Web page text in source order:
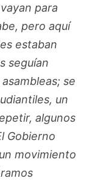
para
pero aquí
estaban
seguían
se
un
algunos
Gobierno
movimiento